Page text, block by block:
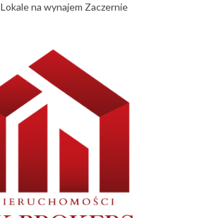
Lokale na wynajem Zaczernie